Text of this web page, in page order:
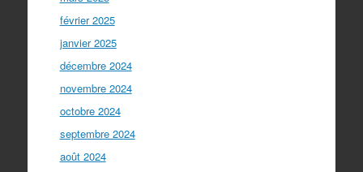
février 2025
janvier 2025
décembre 2024
novembre 2024
octobre 2024
septembre 2024
août 2024